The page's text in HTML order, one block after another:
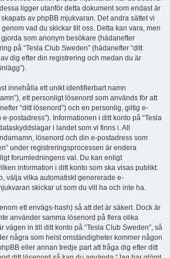
ligger utanför detta dokument som endast är
av phpBB mjukvaran. Det andra sättet vi
vad du skickar till oss. Detta kan vara, men
som anonym besökare (hädanefter
på “Tesla Club Sweden” (hädanefter “ditt
dig efter din registrering och medan du är
innehålla ett unikt identifierbart namn
ett personligt lösenord som används för att
“ditt lösenord”) och en personlig, giltig e-
postadress”). Informationen i ditt konto på “Tesla
i landet som vi finns i. All
lösenord och din e-postadress som
under registreringsprocessen är endera
forumledningens val. Du kan enligt
information i ditt konto som ska visas publikt.
välja vilka automatiskt genererade e-
skickar ut som du vill ha och inte ha.
ett envägs-hash) så att det är säkert. Dock är
använder samma lösenord på flera olika
vägen in till ditt konto på “Tesla Club Sweden”, så
några som helst omständigheter kommer någon
eller annan tredje part att fråga dig efter ditt